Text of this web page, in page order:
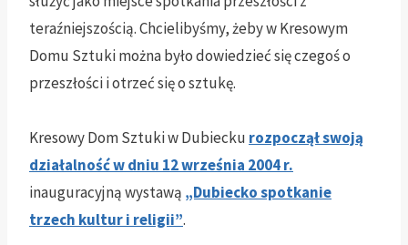
teraźniejszością. Chcielibyśmy, żeby w Kresowym
Domu Sztuki można było dowiedzieć się czegoś o
przeszłości i otrzeć się o sztukę.
Kresowy Dom Sztuki w Dubiecku rozpoczął swoją
działalność w dniu 12 września 2004 r.
inauguracyjną wystawą „Dubiecko spotkanie
trzech kultur i religii”.